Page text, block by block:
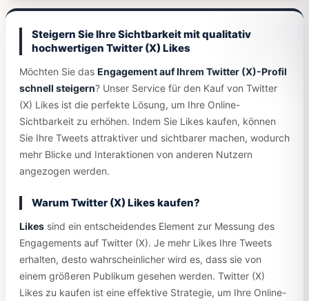
Steigern Sie Ihre Sichtbarkeit mit qualitativ
hochwertigen Twitter (X) Likes
Möchten Sie das Engagement auf Ihrem Twitter (X)-Profil
schnell steigern? Unser Service für den Kauf von Twitter
(X) Likes ist die perfekte Lösung, um Ihre Online-
Sichtbarkeit zu erhöhen. Indem Sie Likes kaufen, können
Sie Ihre Tweets attraktiver und sichtbarer machen, wodurch
mehr Blicke und Interaktionen von anderen Nutzern
angezogen werden.
Warum Twitter (X) Likes kaufen?
Likes sind ein entscheidendes Element zur Messung des
Engagements auf Twitter (X). Je mehr Likes Ihre Tweets
erhalten, desto wahrscheinlicher wird es, dass sie von
einem größeren Publikum gesehen werden. Twitter (X)
Likes zu kaufen ist eine effektive Strategie, um Ihre Online-